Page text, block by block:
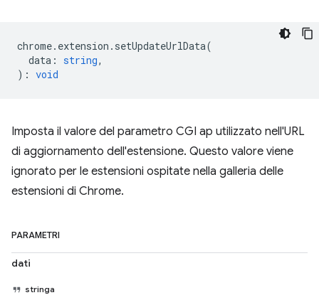
chrome. extension . setUpdateUrlData(
data : string,
) : void
Imposta il valore del parametro CGI ap utilizzato nell'URL
di aggiornamento dell'estensione. Questo valore viene
ignorato per le estensioni ospitate nella galleria delle
estensioni di Chrome.
PARAMETRI
dati
stringa